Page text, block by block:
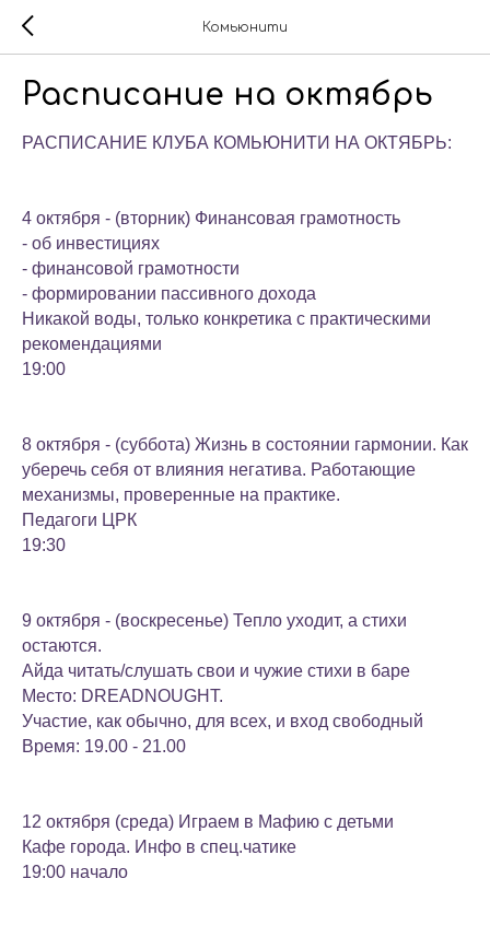
Комьюнити
Расписание на октябрь
РАСПИСАНИЕ КЛУБА КОМЬЮНИТИ НА ОКТЯБРЬ:
4 октября - (вторник) Финансовая грамотность
- об инвестициях
- финансовой грамотности
- формировании пассивного дохода
Никакой воды, только конкретика с практическими
рекомендациями
19:00
8 октября - (суббота) Жизнь в состоянии гармонии. Как
уберечь себя от влияния негатива. Работающие
механизмы, проверенные на практике.
Педагоги ЦРК
19:30
9 октября - (воскресенье) Тепло уходит, а стихи
остаются.
Айда читать/слушать свои и чужие стихи в баре
Место: DREADNOUGHT.
Участие, как обычно, для всех, и вход свободный
Время: 19.00 - 21.00
12 октября (среда) Играем в Мафию с детьми
Кафе города. Инфо в спец.чатике
19:00 начало